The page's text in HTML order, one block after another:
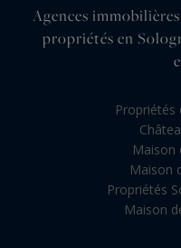
Agences
propriétés en
Propriétés
Maison
Maison
Propriétés
Maison